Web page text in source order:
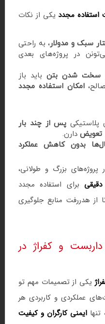
استفاده مجدد یکی از نکات
سبک و مدولار، به راحتی
در پروژه‌های بعدی
سخت شدن بتن باید باز
امکان استفاده مجدد
پلاستیکی پس از چند بار
تعویض دارن.
بدون کاهش عملکرد
بزرگ و طولانی،
برای استفاده مجدد
از هدررفت منابع جلوگیری
و کفراژ در
یکی از تصمیمات مهم تو
عملکردی و کاربردی هر
ایمنی کارگران و کیفیت